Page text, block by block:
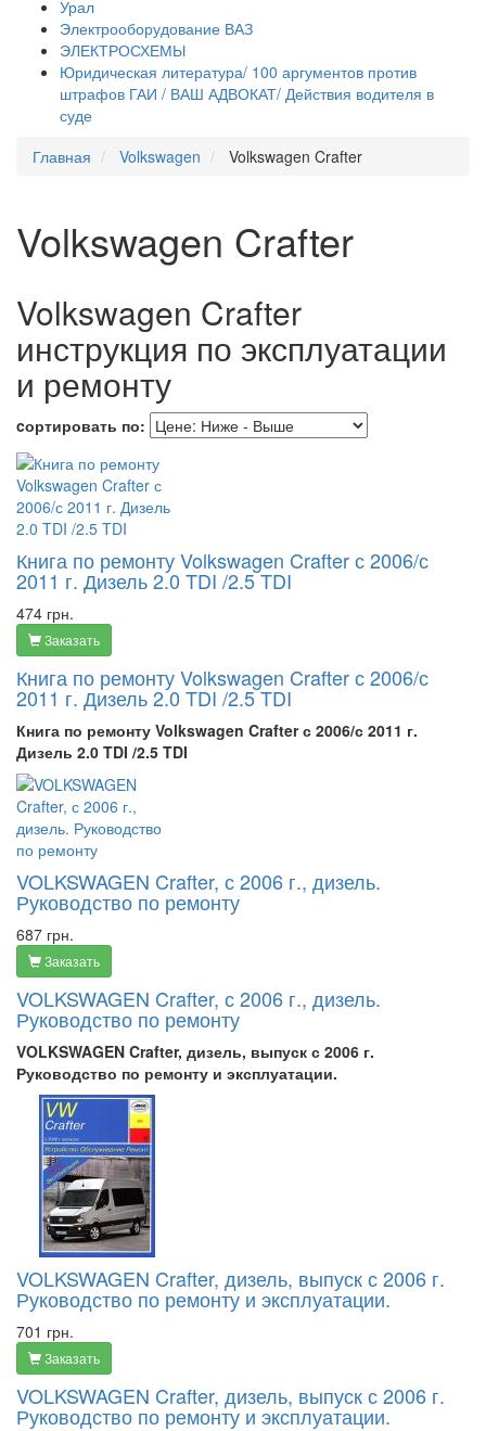
Урал
Электрооборудование ВАЗ
ЭЛЕКТРОСХЕМЫ
Юридическая литература/ 100 аргументов против
штрафов ГАИ / ВАШ АДВОКАТ/ Действия водителя в
суде
Главная
Volkswagen Volkswagen Crafter
Volkswagen Crafter
Volkswagen Crafter
инструкция по эксплуатации
и ремонту
cортировать по:
Книга по ремонту Volkswagen Crafter с 2006/с
2011 г. Дизель 2.0 TDI /2.5 TDI
474 грн.
Заказать
Книга по ремонту Volkswagen Crafter с 2006/с
2011 г. Дизель 2.0 TDI /2.5 TDI
Книга по ремонту Volkswagen Crafter с 2006/с 2011 г.
Дизель 2.0 TDI /2.5 TDI
VOLKSWAGEN Crafter, с 2006 г., дизель.
Руководство по ремонту
687 грн.
Заказать
VOLKSWAGEN Crafter, с 2006 г., дизель.
Руководство по ремонту
VOLKSWAGEN Crafter, дизель, выпуск с 2006 г.
Руководство по ремонту и эксплуатации.
VOLKSWAGEN Crafter, дизель, выпуск с 2006 г.
Руководство по ремонту и эксплуатации.
701 грн.
Заказать
VOLKSWAGEN Crafter, дизель, выпуск с 2006 г.
Руководство по ремонту и эксплуатации.